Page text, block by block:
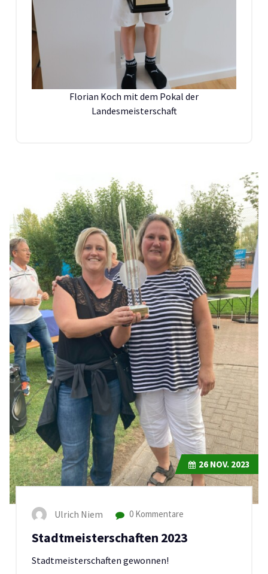
Florian Koch mit dem Pokal der
Landesmeisterschaft
26 NOV. 2023
Ulrich Niem 0 Kommentare
Stadtmeisterschaften 2023
Stadtmeisterschaften gewonnen!